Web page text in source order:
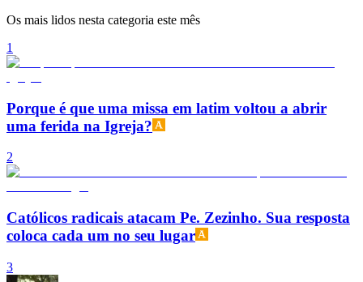
Os mais lidos nesta categoria este mês
1
Porque é que uma missa em latim voltou a abrir
uma ferida na Igreja?
2
Católicos radicais atacam Pe. Zezinho. Sua resposta
coloca cada um no seu lugar
3